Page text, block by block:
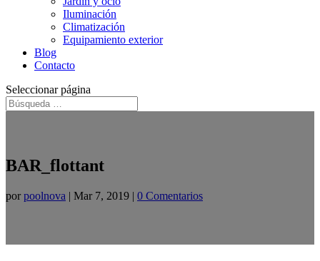
Iluminación
Climatización
Equipamiento exterior
Blog
Contacto
Seleccionar página
BAR_flottant
porpoolnova | Mar 7, 2019 | 0 Comentarios